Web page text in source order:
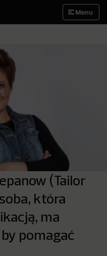
Menu
(Tailor
która
ma
pomagać